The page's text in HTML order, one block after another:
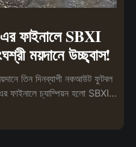
ফাইনালে SBXI
ময়দানে উচ্ছ্বাস!
তিন দিনব্যাপী নকআউট ফুটবল
ফাইনালে চ্যাম্পিয়ন হলো SBXI